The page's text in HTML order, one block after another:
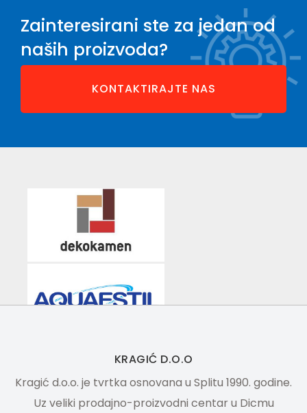
Zainteresirani ste za jedan od
naših proizvoda?
KONTAKTIRAJTE NAS
KRAGIĆ D.O.O
Kragić d.o.o. je tvrtka osnovana u Splitu 1990. godine.
Uz veliki prodajno-proizvodni centar u Dicmu